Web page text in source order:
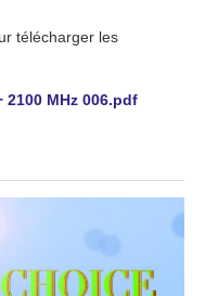
télécharger les
MHz 006.pdf